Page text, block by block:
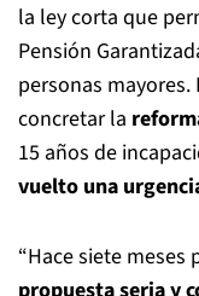
la ley corta que
Pensión
personas
concretar la
15 años de
vuelto una
“Hace siete meses